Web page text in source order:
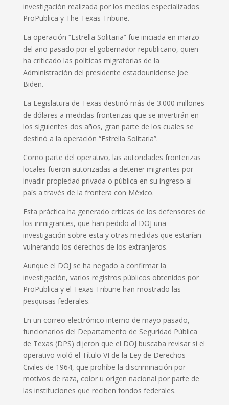
investigación realizada por los medios especializados
ProPublica y The Texas Tribune.
La operación “Estrella Solitaria” fue iniciada en marzo
del año pasado por el gobernador republicano, quien
ha criticado las políticas migratorias de la
Administración del presidente estadounidense Joe
Biden.
La Legislatura de Texas destinó más de 3.000 millones
de dólares a medidas fronterizas que se invertirán en
los siguientes dos años, gran parte de los cuales se
destinó a la operación “Estrella Solitaria”.
Como parte del operativo, las autoridades fronterizas
locales fueron autorizadas a detener migrantes por
invadir propiedad privada o pública en su ingreso al
país a través de la frontera con México.
Esta práctica ha generado críticas de los defensores de
los inmigrantes, que han pedido al DOJ una
investigación sobre esta y otras medidas que estarían
vulnerando los derechos de los extranjeros.
Aunque el DOJ se ha negado a confirmar la
investigación, varios registros públicos obtenidos por
ProPublica y el Texas Tribune han mostrado las
pesquisas federales.
En un correo electrónico interno de mayo pasado,
funcionarios del Departamento de Seguridad Pública
de Texas (DPS) dijeron que el DOJ buscaba revisar si el
operativo violó el Título VI de la Ley de Derechos
Civiles de 1964, que prohíbe la discriminación por
motivos de raza, color u origen nacional por parte de
las instituciones que reciben fondos federales.